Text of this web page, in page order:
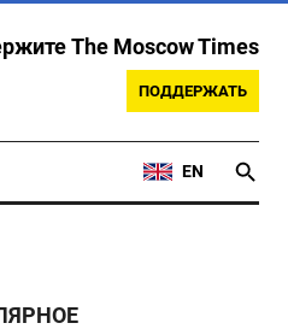
The Moscow Times
ПОДДЕРЖАТЬ
EN